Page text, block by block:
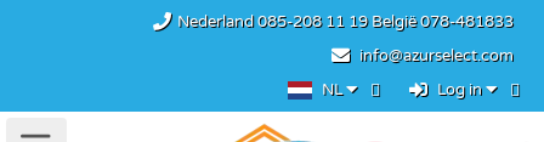
Nederland085-208 11 19België078-481833
info@azurselect.com
NL
Log in